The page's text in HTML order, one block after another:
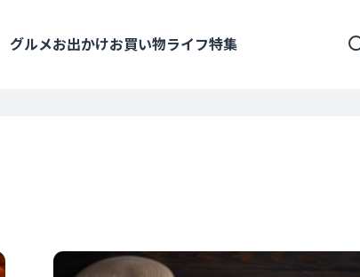
グルメお出かけお買い物ライフ特集